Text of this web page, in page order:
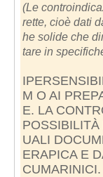
(Le
rette, cioè dati
he solide che
tare in
M O AI
E. LA
UALI
ERAPICA E
CUMARINICI.